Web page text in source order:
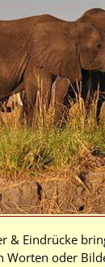
& Eindrücke
Worten oder